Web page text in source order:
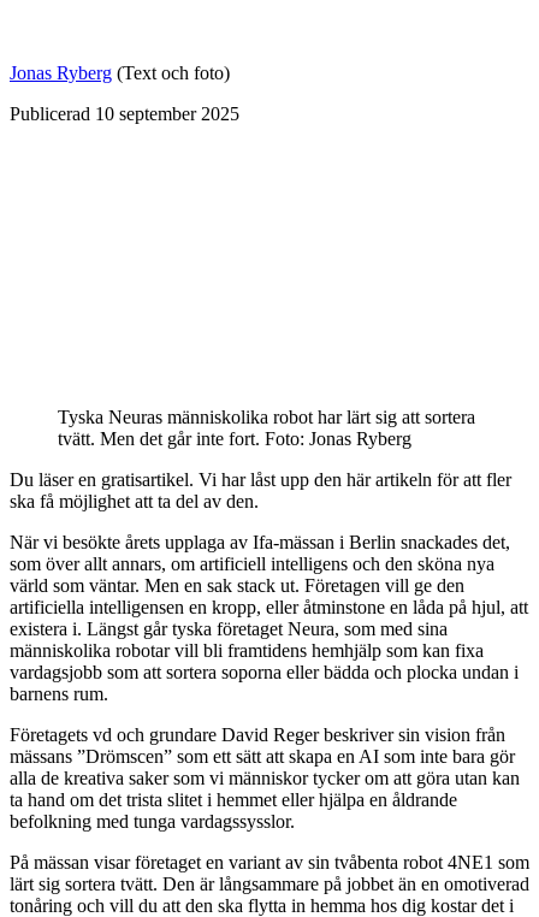
Jonas Ryberg (Text och foto)
Publicerad 10 september 2025
Tyska Neuras människolika robot har lärt sig att sortera
tvätt. Men det går inte fort. Foto: Jonas Ryberg
Du läser en gratisartikel. Vi har låst upp den här artikeln för att fler
ska få möjlighet att ta del av den.
När vi besökte årets upplaga av Ifa-mässan i Berlin snackades det,
som över allt annars, om artificiell intelligens och den sköna nya
värld som väntar. Men en sak stack ut. Företagen vill ge den
artificiella intelligensen en kropp, eller åtminstone en låda på hjul, att
existera i. Längst går tyska företaget Neura, som med sina
människolika robotar vill bli framtidens hemhjälp som kan fixa
vardagsjobb som att sortera soporna eller bädda och plocka undan i
barnens rum.
Företagets vd och grundare David Reger beskriver sin vision från
mässans ”Drömscen” som ett sätt att skapa en AI som inte bara gör
alla de kreativa saker som vi människor tycker om att göra utan kan
ta hand om det trista slitet i hemmet eller hjälpa en åldrande
befolkning med tunga vardagssysslor.
På mässan visar företaget en variant av sin tvåbenta robot 4NE1 som
lärt sig sortera tvätt. Den är långsammare på jobbet än en omotiverad
tonåring och vill du att den ska flytta in hemma hos dig kostar det i